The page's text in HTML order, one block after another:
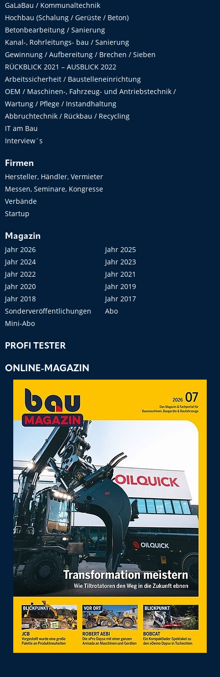
GaLaBau / Kommunaltechnik
Hochbau (Schalung / Gerüste / Beton)
Betonbearbeitung / Sanierung
Kanal-, Rohrleitungs- bau / Sanierung
Gewinnung / Aufbereitung / Brechen / Sieben
RÜCKBLICK 2021 – AUSBLICK 2022
Arbeitssicherheit / Baustelleneinrichtung
OEM / Maschinen-, Fahrzeug- und Antriebstechnik /
Wartung / Pflege / Instandhaltung
Abbruchtechnik / Rückbau / Recycling
IT am Bau
Interview´s
Firmen
Hersteller, Händler, Vermieter
Messen, Seminare, Kongresse
Verbände
Startup
Magazin
Jahr 2026
Jahr 2025
Jahr 2024
Jahr 2023
Jahr 2022
Jahr 2021
Jahr 2020
Jahr 2019
Jahr 2018
Jahr 2017
Sonderveröffentlichungen
Abo
Mini-Abo
PROFI TESTER
ONLINE-MAGAZIN